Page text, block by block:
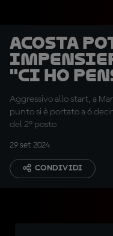
Acosta
"Ci ho
Aggressivo allo start, a
punto si è portato a 6
del 2° posto
29 set 2024
CONDIVIDI